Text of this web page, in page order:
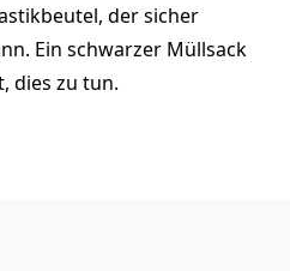
der sicher
Ein schwarzer Müllsack
dies zu tun.